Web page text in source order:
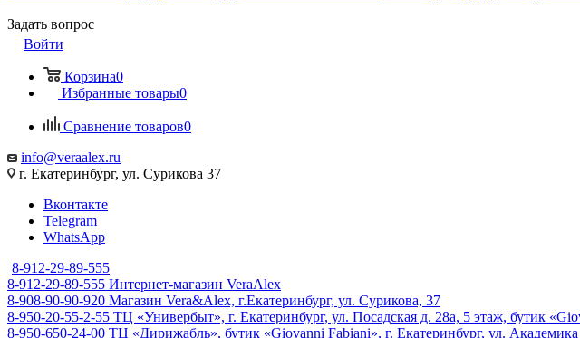
Задать вопрос
Войти
Корзина0
Избранные товары0
Сравнение товаров0
info@veraalex.ru
г. Екатеринбург, ул. Сурикова 37
Вконтакте
Telegram
WhatsApp
8-912-29-89-555
8-912-29-89-555 Интернет-магазин VeraAlex
8-908-90-90-920 Магазин Vera&Alex, г.Екатеринбург, ул. Сурикова, 37
8-950-20-55-2-55 ТЦ «Универбыт», г. Екатеринбург, ул. Посадская д. 28а, 5 этаж, бутик
8-950-650-24-00 ТЦ «Дирижабль», бутик «Giovanni Fabiani», г. Екатеринбург, ул.